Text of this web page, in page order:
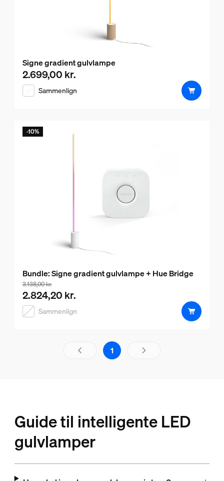
Signe gradient gulvlampe
Nuværende pris er 2.699,00 kr.
2.699,00 kr.
Sammenlign
-10%
Bundle: Signe gradient gulvlampe + Hue Bridge
Pakkeprisen er 2.824,20 kr., prisen på produkterne i
3.138,00 kr.
2.824,20 kr.
Sammenlign
Resultatside 1 af 1 indlæst
1
Guide til intelligente LED
gulvlamper